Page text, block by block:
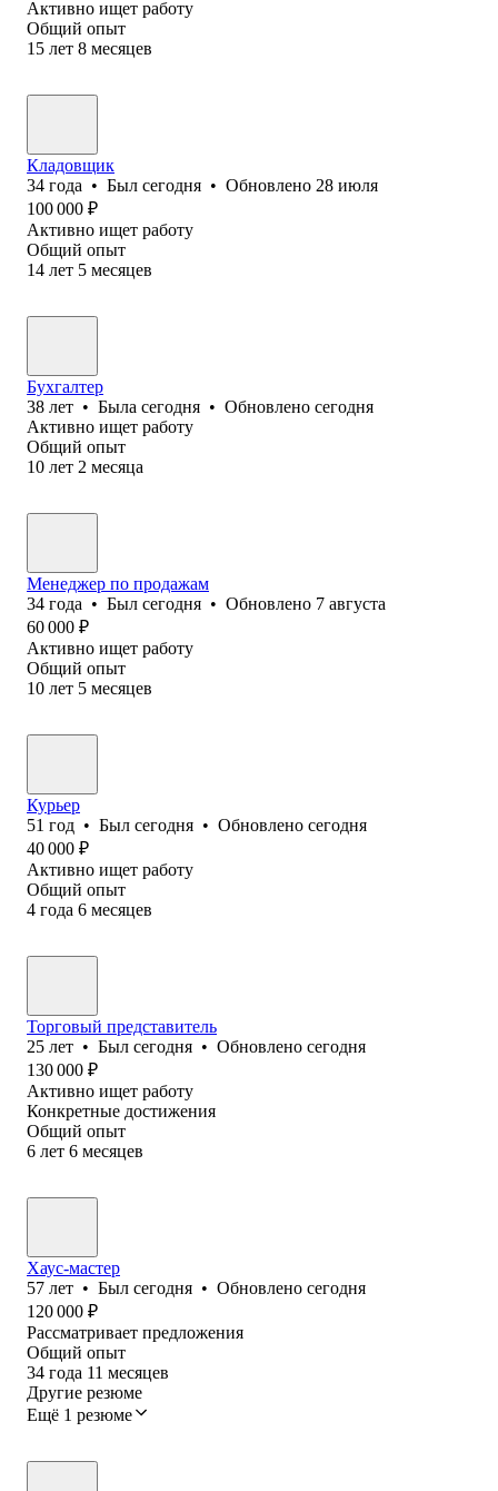
Активно ищет работу
Общий опыт
15 лет 8 месяцев
Кладовщик
34 года • Был сегодня • Обновлено 28 июля
100 000 ₽
Активно ищет работу
Общий опыт
14 лет 5 месяцев
Бухгалтер
38 лет • Была сегодня • Обновлено сегодня
Активно ищет работу
Общий опыт
10 лет 2 месяца
Менеджер по продажам
34 года • Был сегодня • Обновлено 7 августа
60 000 ₽
Активно ищет работу
Общий опыт
10 лет 5 месяцев
Курьер
51 год • Был сегодня • Обновлено сегодня
40 000 ₽
Активно ищет работу
Общий опыт
4 года 6 месяцев
Торговый представитель
25 лет • Был сегодня • Обновлено сегодня
130 000 ₽
Активно ищет работу
Конкретные достижения
Общий опыт
6 лет 6 месяцев
Хаус-мастер
57 лет • Был сегодня • Обновлено сегодня
120 000 ₽
Рассматривает предложения
Общий опыт
34 года 11 месяцев
Другие резюме
Ещё 1 резюме